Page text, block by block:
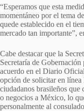
“Esperamos que esta
momentáneo por el tema
quede establecido en el
mercado tan importante”,
Cabe destacar que la
Secretaría de
acuerdo en el Diario
opción de solicitar en
ciudadanos brasileños
o negocios a México, lo
personalmente al